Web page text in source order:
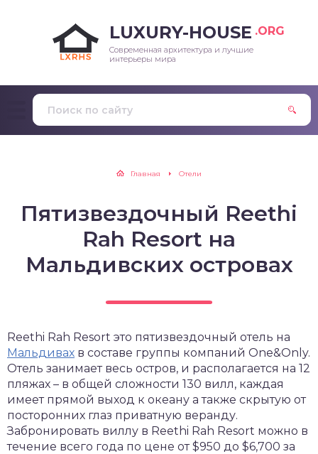
LUXURY-HOUSE .ORG
Современная архитектура и лучшие
интерьеры мира
Главная Отели
Пятизвездочный Reethi
Rah Resort на
Мальдивских островах
Reethi Rah Resort это пятизвездочный отель на
Мальдивах в составе группы компаний One&Only.
Отель занимает весь остров, и располагается на 12
пляжах – в общей сложности 130 вилл, каждая
имеет прямой выход к океану а также скрытую от
посторонних глаз приватную веранду.
Забронировать виллу в Reethi Rah Resort можно в
течение всего года по цене от $950 до $6,700 за